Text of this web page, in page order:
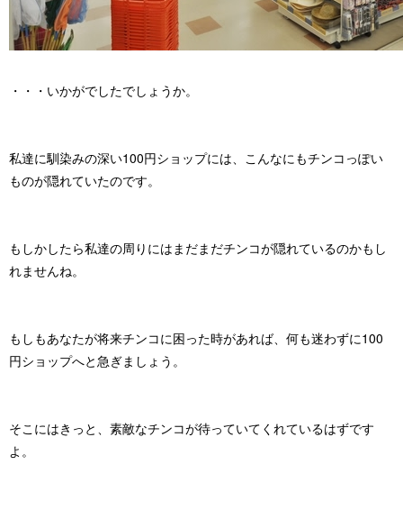
・・・いかがでしたでしょうか。
私達に馴染みの深い100円ショップには、こんなにもチンコっぽい
ものが隠れていたのです。
もしかしたら私達の周りにはまだまだチンコが隠れているのかもし
れませんね。
もしもあなたが将来チンコに困った時があれば、何も迷わずに100
円ショップへと急ぎましょう。
そこにはきっと、素敵なチンコが待っていてくれているはずです
よ。